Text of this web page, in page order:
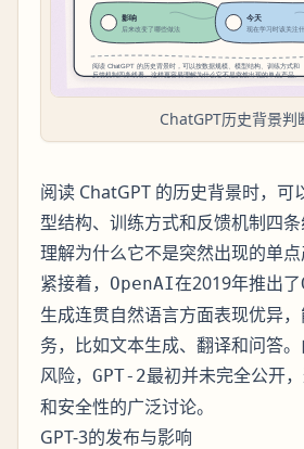
ChatGPT历史背景判
阅读 ChatGPT 的历史背景时，可
型结构、训练方式和反馈机制四
理解为什么它不是突然出现的单点
紧接着， OpenAI在2019年推出了
生成连贯自然语言方面表现优异
务，比如文本生成、翻译和问答
风险， GPT-2最初并未完全公开
和安全性的广泛讨论。
GPT-3的发布与影响